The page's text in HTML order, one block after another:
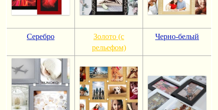
Серебро
Золото (с
рельефом)
Черно-белый